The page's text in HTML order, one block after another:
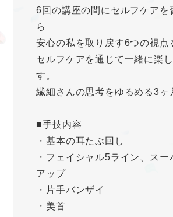
6回の講座の間にセルフケアを
ら
安心の私を取り戻す6つの視点
セルフケアを通じて一緒に楽
す。
繊細さんの思考をゆるめる3ヶ
■手技内容
・基本の耳たぶ回し
・フェイシャル5ライン、スー
アップ
・片手バンザイ
・美首